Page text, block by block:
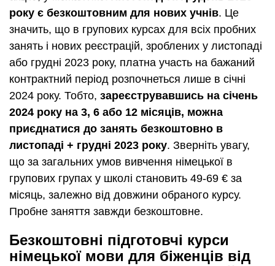
року є безкоштовним для нових учнів. Це
значить, що в групових курсах для всіх пробних
занять і нових реєстрацій, зроблених у листопаді
або грудні 2023 року, платна участь на бажаний
контрактний період розпочнеться лише в січні
2024 року. Тобто, зареєструвавшись на січень
2024 року на 3, 6 або 12 місяців, можна
приєднатися до занять безкоштовно в
листопаді + грудні 2023 року. Зверніть увагу,
що за загальних умов вивчення німецької в
групових групах у школі становить 49-69 € за
місяць, залежно від довжини обраного курсу.
Пробне заняття завжди безкоштовне.
Безкоштовні підготовчі курси
німецької мови для біженців від